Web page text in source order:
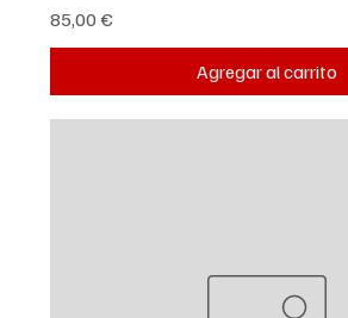
Precio
85,00 €
Agregar al carrito